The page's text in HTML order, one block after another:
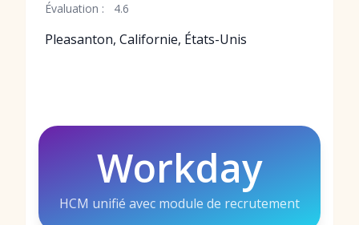
Évaluation : 4.6
Pleasanton, Californie, États-Unis
Workday
HCM unifié avec module de recrutement